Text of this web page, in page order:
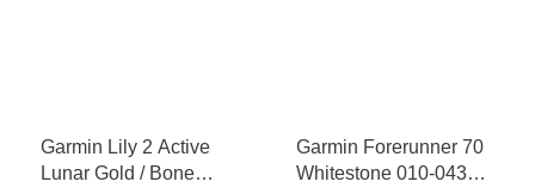
Garmin Lily 2 Active
Lunar Gold / Bone
Garmin Forerunner 70
Whitestone 010-04307-